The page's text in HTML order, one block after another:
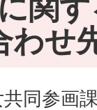
関
わせ
同参画